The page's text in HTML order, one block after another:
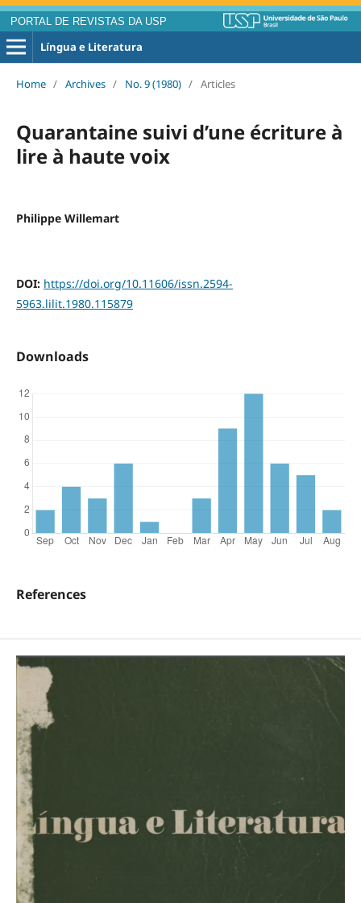
PORTAL DE REVISTAS DA USP
Língua e Literatura
Home / Archives / No. 9 (1980) / Articles
Quarantaine suivi d’une écriture à
lire à haute voix
Philippe Willemart
DOI: https://doi.org/10.11606/issn.2594-
5963.lilit.1980.115879
Downloads
References